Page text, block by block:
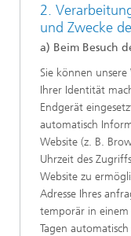
2.
und Zwecke
a) Beim Besuch
Sie können
Ihrer Identität
Endgerät
automatisch
Website (z. B.
Uhrzeit des
Website zu
Adresse Ihres
temporär in
Tagen